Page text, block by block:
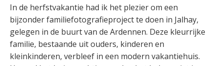
In de herfstvakantie had ik het plezier om een
bijzonder familiefotografieproject te doen in Jalhay,
gelegen in de buurt van de Ardennen. Deze kleurrijke
familie, bestaande uit ouders, kinderen en
kleinkinderen, verbleef in een modern vakantiehuis.